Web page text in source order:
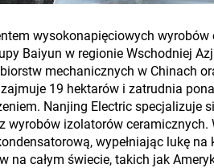
wysokonapięciowych wyrobów
Baiyun w regionie Wschodniej
mechanicznych w Chinach
19 hektarów i zatrudnia
Nanjing Electric specjalizuje
izolatorów ceramicznych.
wypełniając lukę na
całym świecie, takich jak